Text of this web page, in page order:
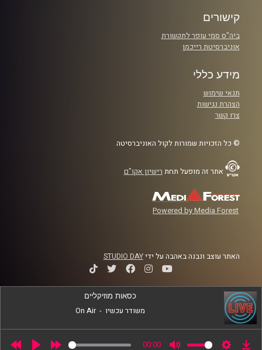
קישורים
ביה"ס סמי עופר לתקשורת
אוניברסיטת רייכמן
מידע כללי
תנאי שימוש
הצהרת נגישות
צרו קשר
© כל הזכויות שמורות לקול האוניברסיטה
אתר זה מופעל תחת רישיון אקו"ם
Powered by Media Forest
האתר עוצב ונבנה באהבה על ידיSTUDIO DAY
00:00
כסאות מוזיקליים
משודר עכשיו -
On Air